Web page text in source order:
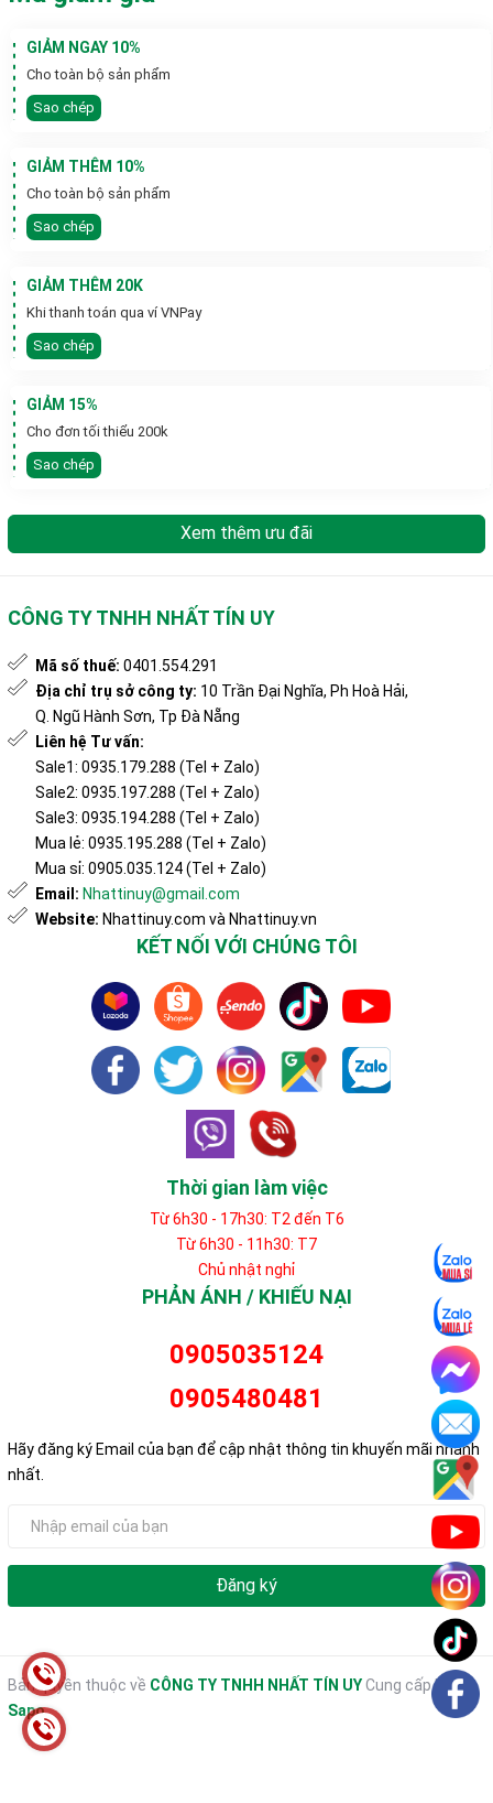
GIẢM NGAY 10%
Cho toàn bộ sản phẩm
Sao chép
GIẢM THÊM 10%
Cho toàn bộ sản phẩm
Sao chép
GIẢM THÊM 20K
Khi thanh toán qua ví VNPay
Sao chép
GIẢM 15%
Cho đơn tối thiểu 200k
Sao chép
Xem thêm ưu đãi
CÔNG TY TNHH NHẤT TÍN UY
Mã số thuế: 0401.554.291
Địa chỉ trụ sở công ty: 10 Trần Đại Nghĩa, Ph Hoà Hải,
Q. Ngũ Hành Sơn, Tp Đà Nẵng
Liên hệ Tư vấn:
Sale1: 0935.179.288 (Tel + Zalo)
Sale2: 0935.197.288 (Tel + Zalo)
Sale3: 0935.194.288 (Tel + Zalo)
Mua lẻ: 0935.195.288 (Tel + Zalo)
Mua sỉ: 0905.035.124 (Tel + Zalo)
Email: Nhattinuy@gmail.com
Website: Nhattinuy.com và Nhattinuy.vn
KẾT NỐI VỚI CHÚNG TÔI
Thời gian làm việc
Từ 6h30 - 17h30: T2 đến T6
Từ 6h30 - 11h30: T7
Chủ nhật nghỉ
PHẢN ÁNH / KHIẾU NẠI
0905035124
0905480481
Hãy đăng ký Email của bạn để cập nhật thông tin khuyến mãi nhanh
nhất.
Đăng ký
Bản quyền thuộc về CÔNG TY TNHH NHẤT TÍN UYCung cấp bởi
Sapo